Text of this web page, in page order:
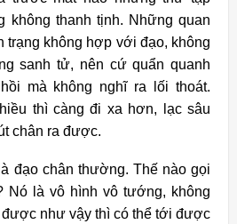
không thanh tịnh. Những quan
trạng không hợp với đạo, không
sanh tử, nên cứ quẩn quanh
mà không nghĩ ra lối thoát.
thì càng đi xa hơn, lạc sâu
chân ra được.
đạo chân thường. Thế nào gọi
Nó là vô hình vô tướng, không
được như vậy thì có thể tới được